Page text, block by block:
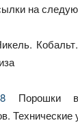
на
Порошки
Технические